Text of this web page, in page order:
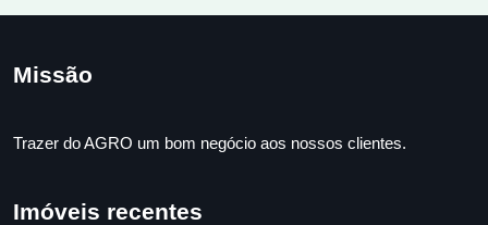
Missão
Trazer do AGRO um bom negócio aos nossos clientes.
Imóveis recentes